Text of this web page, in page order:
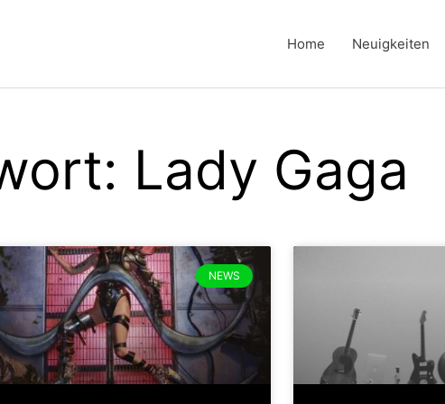
Home Neuigkeiten
Lady Gaga
NEWS